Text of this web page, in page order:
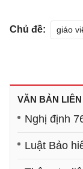
Chủ đề: giáo
VĂN BẢN
Nghị định
Luật Bảo